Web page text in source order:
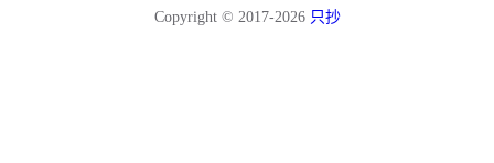
Copyright © 2017-2026 只抄